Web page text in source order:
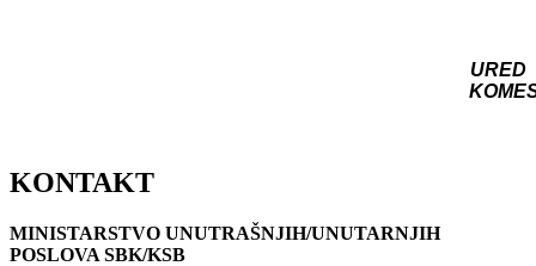
URED
KONTAKT
MINISTARSTVO UNUTRAŠNJIH/UNUTARNJIH
POSLOVA SBK/KSB